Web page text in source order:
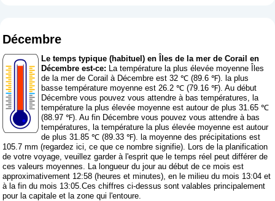
Décembre
Le temps typique (habituel) en Îles de la mer de Corail en
Décembre est-ce: La température la plus élevée moyenne Îles
de la mer de Corail à Décembre est 32 ℃ (89.6 ℉). la plus
basse température moyenne est 26.2 ℃ (79.16 ℉). Au début
Décembre vous pouvez vous attendre à bas températures, la
température la plus élevée moyenne est autour de plus 31.65 ℃
(88.97 ℉). Au fin Décembre vous pouvez vous attendre à bas
températures, la température la plus élevée moyenne est autour
de plus 31.85 ℃ (89.33 ℉). la moyenne des précipitations est
105.7 mm (regardez ici, ce que ce nombre signifie). Lors de la planification
de votre voyage, veuillez garder à l'esprit que le temps réel peut différer de
ces valeurs moyennes. La longueur du jour au début de ce mois est
approximativement 12:58 (heures et minutes), en le milieu du mois 13:04 et
à la fin du mois 13:05.Ces chiffres ci-dessus sont valables principalement
pour la capitale et la zone qui l'entoure.